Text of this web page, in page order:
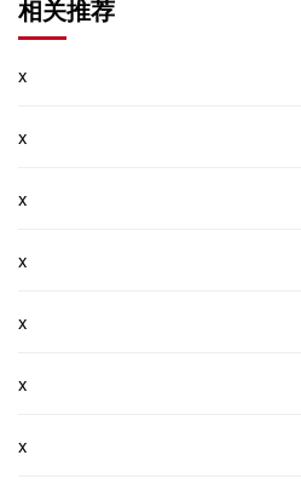
相关推荐
x
x
x
x
x
x
x